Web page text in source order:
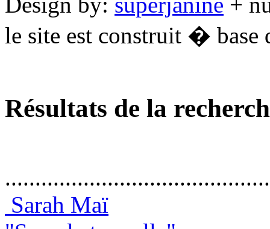
le site est construit � base
Résultats de la
Sarah Maï